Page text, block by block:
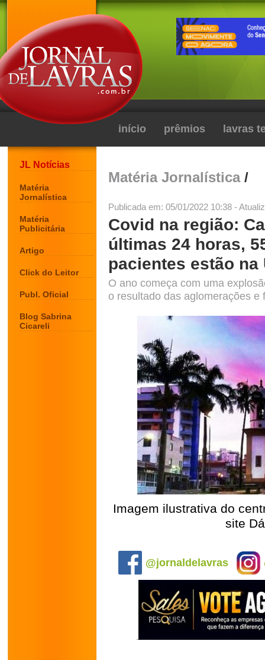
início prêmios lavras
JL Notícias
Matéria
Jornalística
Matéria
Publicitária
Artigo
Click do Leitor
Publ. Oficial
Blog Sabrina
Cicareli
Matéria Jornalística/
Publicada em: 05/01/2022 10:38 -
Covid na região:
últimas 24 horas,
pacientes estão na
O ano começa com uma
o resultado das aglomerações
Imagem ilustrativa do
site
@jornaldelavras